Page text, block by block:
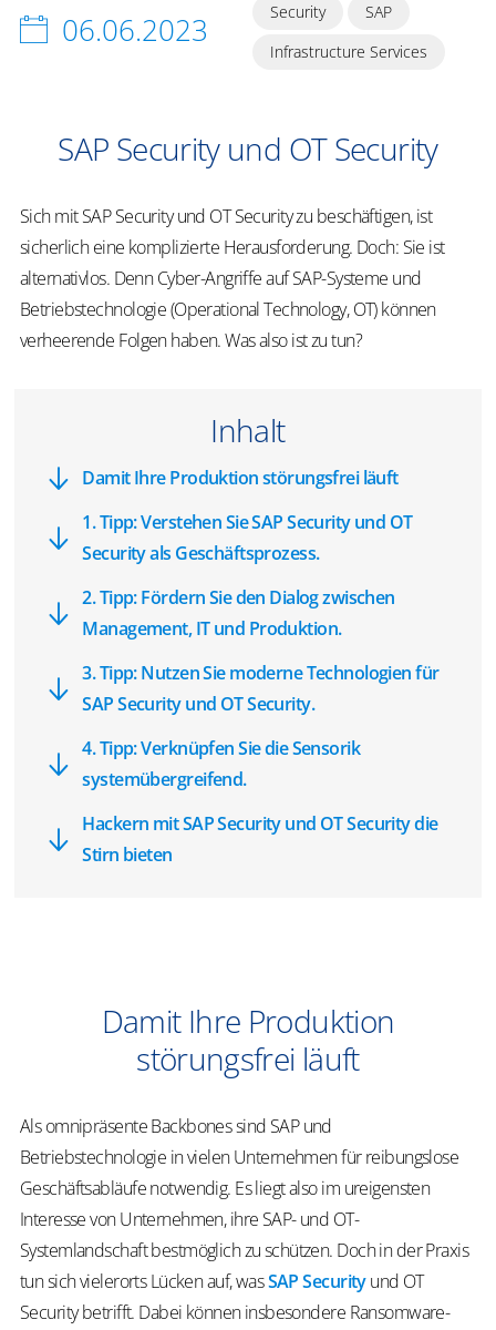
06.06.2023 Security
SAP
Infrastructure Services
SAP Security und OT Security
Sich mit SAP Security und OT Security zu beschäftigen, ist
sicherlich eine komplizierte Herausforderung. Doch: Sie ist
alternativlos. Denn Cyber-Angriffe auf SAP-Systeme und
Betriebstechnologie (Operational Technology, OT) können
verheerende Folgen haben. Was also ist zu tun?
Inhalt
Damit Ihre Produktion störungsfrei läuft
1. Tipp: Verstehen Sie SAP Security und OT
Security als Geschäftsprozess.
2. Tipp: Fördern Sie den Dialog zwischen
Management, IT und Produktion.
3. Tipp: Nutzen Sie moderne Technologien für
SAP Security und OT Security.
4. Tipp: Verknüpfen Sie die Sensorik
systemübergreifend.
Hackern mit SAP Security und OT Security die
Stirn bieten
Damit Ihre Produktion
störungsfrei läuft
Als omnipräsente Backbones sind SAP und
Betriebstechnologie in vielen Unternehmen für reibungslose
Geschäftsabläufe notwendig. Es liegt also im ureigensten
Interesse von Unternehmen, ihre SAP- und OT-
Systemlandschaft bestmöglich zu schützen. Doch in der Praxis
tun sich vielerorts Lücken auf, wasSAP Securityund OT
Security betrifft. Dabei können insbesondere Ransomware-